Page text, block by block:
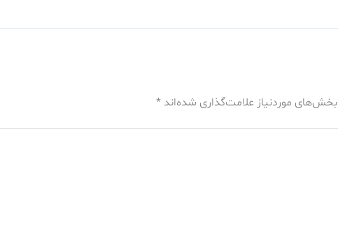
بخش‌های موردنیاز علامت‌گذاری شده‌اند *